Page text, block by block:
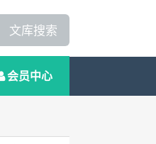
文库搜索
会员中心